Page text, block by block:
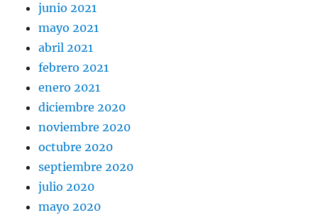
junio 2021
mayo 2021
abril 2021
febrero 2021
enero 2021
diciembre 2020
noviembre 2020
octubre 2020
septiembre 2020
julio 2020
mayo 2020